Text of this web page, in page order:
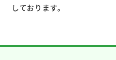
しております。